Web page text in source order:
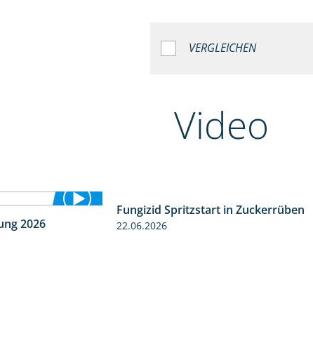
VERGLEICHEN
Video
2026
Fungizid Spritzstart in Zuckerrüben
22.06.2026